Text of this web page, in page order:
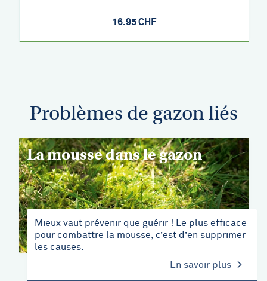
16.95 CHF
Problèmes de gazon liés
La mousse dans le gazon
Mieux vaut prévenir que guérir ! Le plus efficace
pour combattre la mousse, c’est d’en supprimer
les causes.
En savoir plus